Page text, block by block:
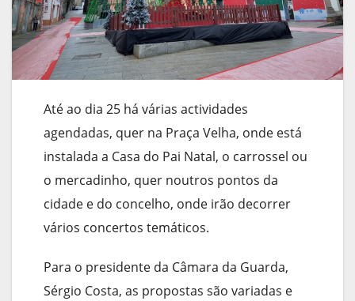
Até ao dia 25 há várias actividades
agendadas, quer na Praça Velha, onde está
instalada a Casa do Pai Natal, o carrossel ou
o mercadinho, quer noutros pontos da
cidade e do concelho, onde irão decorrer
vários concertos temáticos.
Para o presidente da Câmara da Guarda,
Sérgio Costa, as propostas são variadas e